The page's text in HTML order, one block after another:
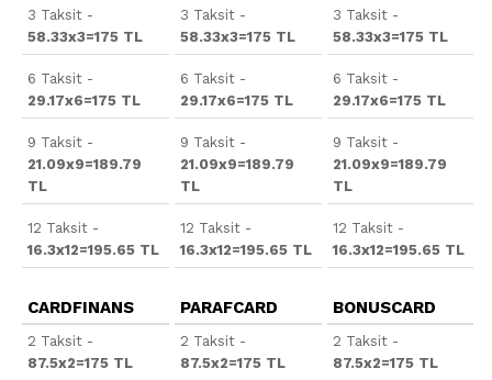
3 Taksit -
58.33x3=175 TL
6 Taksit -
29.17x6=175 TL
9 Taksit -
21.09x9=189.79
TL
12 Taksit -
16.3x12=195.65 TL
3 Taksit -
58.33x3=175 TL
6 Taksit -
29.17x6=175 TL
9 Taksit -
21.09x9=189.79
TL
12 Taksit -
16.3x12=195.65 TL
3 Taksit -
58.33x3=175 TL
6 Taksit -
29.17x6=175 TL
9 Taksit -
21.09x9=189.79
TL
12 Taksit -
16.3x12=195.65 TL
CARDFINANS
2 Taksit -
87.5x2=175 TL
PARAFCARD
2 Taksit -
87.5x2=175 TL
BONUSCARD
2 Taksit -
87.5x2=175 TL